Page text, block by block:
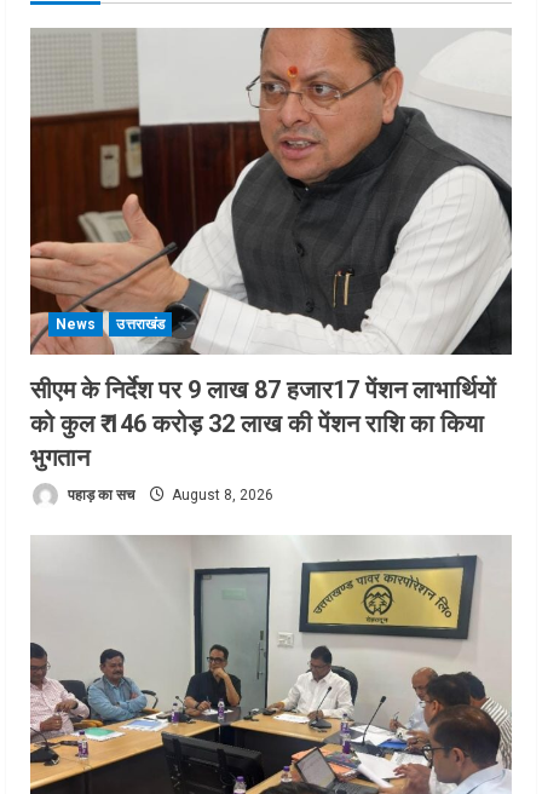
News उत्तराखंड
सीएम के निर्देश पर 9 लाख 87 हजार17 पेंशन लाभार्थियों
को कुल ₹ 146 करोड़ 32 लाख की पेंशन राशि का किया
भुगतान
पहाड़ का सच August 8, 2026